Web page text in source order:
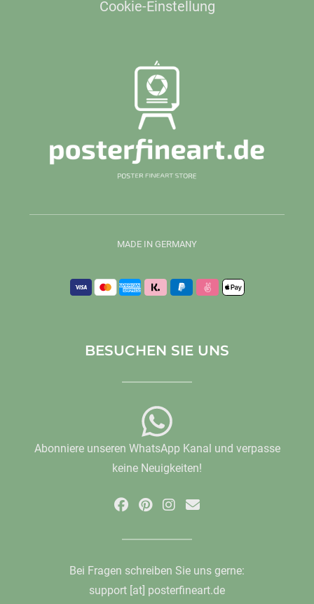
Cookie-Einstellung
MADE IN GERMANY
BESUCHEN SIE UNS
Abonniere unseren WhatsApp Kanal und verpasse
keine Neuigkeiten!
Bei Fragen schreiben Sie uns gerne:
support [at] posterfineart.de